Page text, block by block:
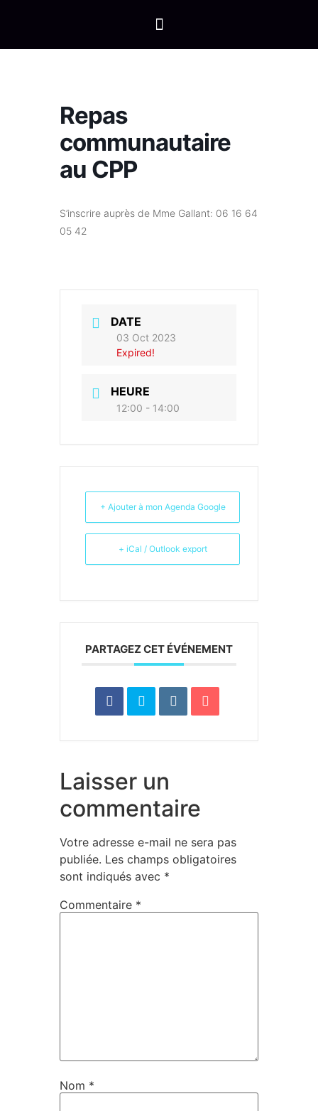
Repas
communautaire
au CPP
S’inscrire auprès de Mme Gallant: 06 16 64
05 42
DATE
03 Oct 2023
Expired!
HEURE
12:00 - 14:00
+ Ajouter à mon Agenda Google
+ iCal / Outlook export
PARTAGEZ CET ÉVÉNEMENT
Laisser un
commentaire
Votre adresse e-mail ne sera pas
publiée. Les champs obligatoires
sont indiqués avec *
Commentaire *
Nom *